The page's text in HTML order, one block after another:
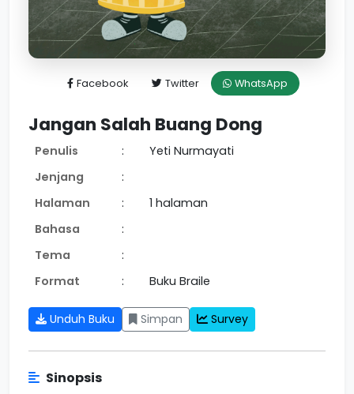
Facebook Twitter WhatsApp
Jangan Salah Buang Dong
Penulis :
Yeti Nurmayati
Jenjang
:
Halaman
:
1 halaman
Bahasa
:
Tema
:
Format
: Buku Braile
Unduh Buku Simpan Survey
Sinopsis